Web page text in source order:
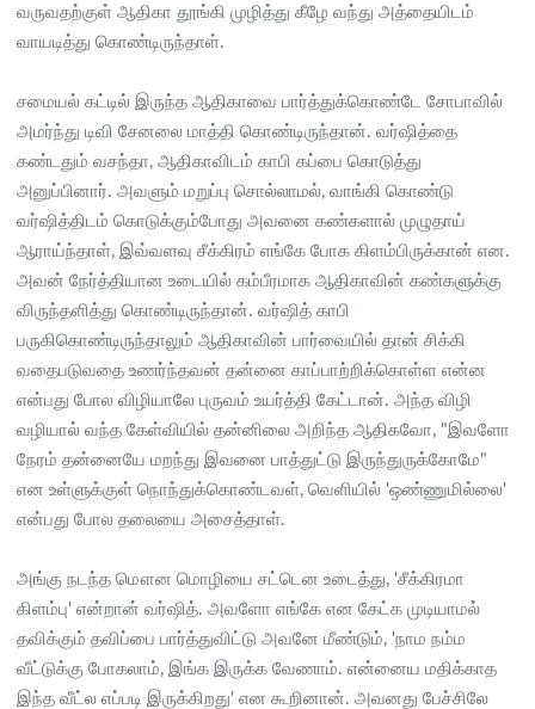
வருவதற்குள் ஆதிகா தூங்கி முழித்து கீழே வந்து அத்தையிடம்
வாயடித்து கொண்டிருந்தாள்.
சமையல் கட்டில் இருந்த ஆதிகாவை பார்த்துக்கொண்டே சோபாவில்
அமர்ந்து டிவி சேனலை மாத்தி கொண்டிருந்தான். வர்ஷித்தை
கண்டதும் வசந்தா, ஆதிகாவிடம் காபி கப்பை கொடுத்து
அனுப்பினார். அவளும் மறுப்பு சொல்லாமல், வாங்கி கொண்டு
வர்ஷித்திடம் கொடுக்கும்போது அவனை கண்களால் முழுதாய்
ஆராய்ந்தாள், இவ்வளவு சீக்கிரம் எங்கே போக கிளம்பிருக்கான் என.
அவன் நேர்த்தியான உடையில் கம்பீரமாக ஆதிகாவின் கண்களுக்கு
விருந்தளித்து கொண்டிருந்தான். வர்ஷித் காபி
பருகிகொண்டிருந்தாலும் ஆதிகாவின் பார்வையில் தான் சிக்கி
வதைபடுவதை உணர்ந்தவன் தன்னை காப்பாற்றிக்கொள்ள என்ன
என்பது போல விழியாலே புருவம் உயர்த்தி கேட்டான். அந்த விழி
வழியால் வந்த கேள்வியில் தன்னிலை அறிந்த ஆதிகவோ, "இவளோ
நேரம் தன்னையே மறந்து இவனை பாத்துட்டு இருந்துருக்கோமே"
என உள்ளுக்குள் நொந்துக்கொண்டவள், வெளியில் 'ஒண்ணுமில்லை'
என்பது போல தலையை அசைத்தாள்.
அங்கு நடந்த மௌன மொழியை சட்டென உடைத்து, 'சீக்கிரமா
கிளம்பு' என்றான் வர்ஷித். அவளோ எங்கே என கேட்க முடியாமல்
தவிக்கும் தவிப்பை பார்த்துவிட்டு அவனே மீண்டும், 'நாம நம்ம
வீட்டுக்கு போகலாம், இங்க இருக்க வேணாம். என்னைய மதிக்காத
இந்த வீட்ல எப்படி இருக்கிறது' என கூறினான். அவனது பேச்சிலே